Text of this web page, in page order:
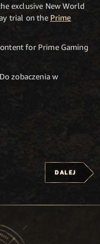
exclusive New World
trial on the Prime
for Prime Gaming
zobaczenia w
DALEJ